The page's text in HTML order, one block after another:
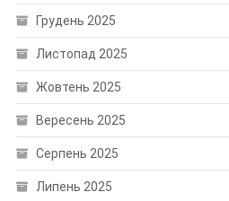
Грудень 2025
Листопад 2025
Жовтень 2025
Вересень 2025
Серпень 2025
Липень 2025